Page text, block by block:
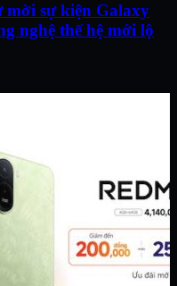
mời sự kiện Galaxy
nghệ thế hệ mới lộ